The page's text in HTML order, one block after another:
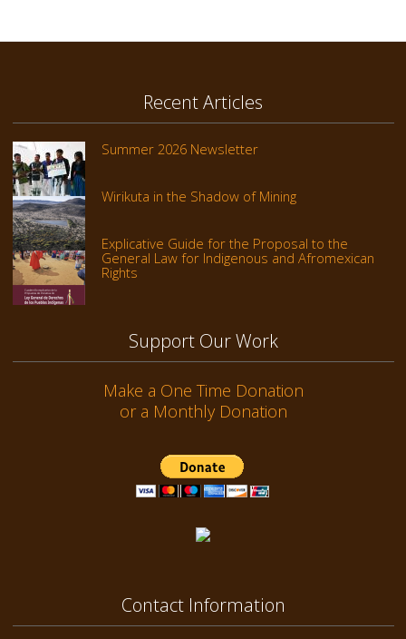
Recent Articles
Summer 2026 Newsletter
Wirikuta in the Shadow of Mining
Explicative Guide for the Proposal to the
General Law for Indigenous and Afromexican
Rights
Support Our Work
Make a One Time Donation
or a Monthly Donation
Contact Information